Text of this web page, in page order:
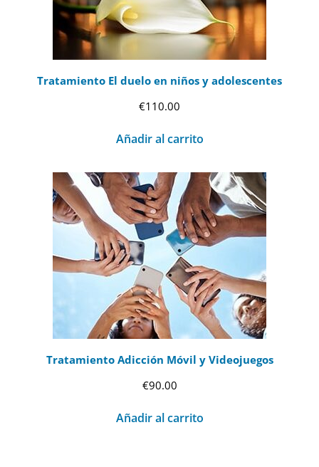
Tratamiento El duelo en niños y adolescentes
€110.00
Añadir al carrito
Tratamiento Adicción Móvil y Videojuegos
€90.00
Añadir al carrito